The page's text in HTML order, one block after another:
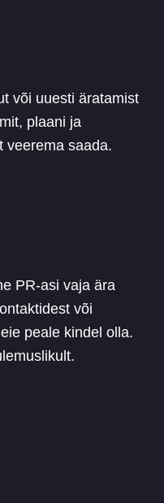
või uuesti äratamist
plaani ja
veerema saada.
PR-asi vaja ära
või
peale kindel olla.